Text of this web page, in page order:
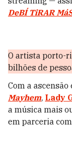
DeBÍ TiRAR
O artista porto-
bilhões de
Com a ascensão
Mayhem, Lady
a música mais
em parceria